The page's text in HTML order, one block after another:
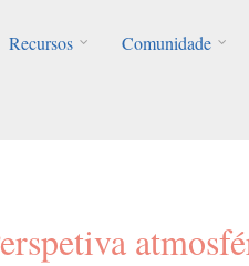
Recursos
Comunidade